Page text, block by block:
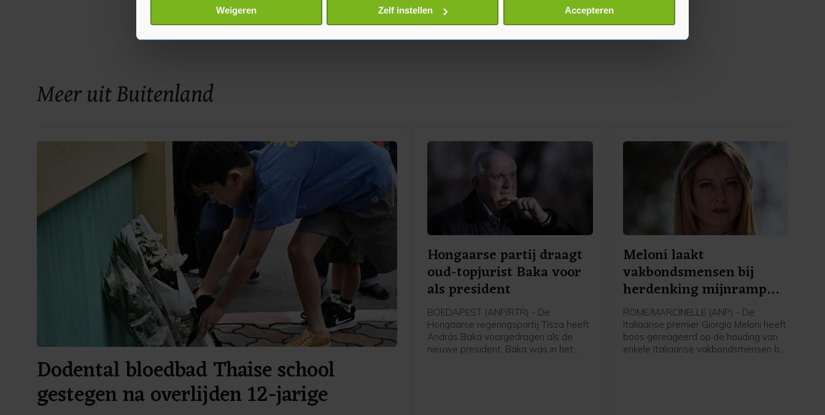
Lees meer over hoe uw persoonlijke gegevens worden verwerkt en stel uw voorkeuren in het
detailgedeelte
toestemming op elk moment wijzigen of intrekken in de Cookieverklaring.
Weigeren Zelf instellen Accepteren
Meer uit Buitenland
Dodental bloedbad Thaise school
gestegen na overlijden 12-jarige
Hongaarse partij draagt
oud-topjurist Baka voor
als president
BOEDAPEST (ANP/RTR) - De
Hongaarse regeringspartij Tisza heeft
András Baka voorgedragen als de
nieuwe president. Baka was in het
Meloni laakt
vakbondsmensen bij
herdenking mijnramp
Marcinelle
ROME/MARCINELLE (ANP) - De
Italiaanse premier Giorgia Meloni heeft
boos gereageerd op de houding van
enkele Italiaanse vakbondsmensen bij